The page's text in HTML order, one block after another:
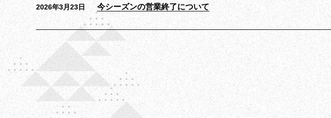
2026年3月23日 今シーズンの営業終了について